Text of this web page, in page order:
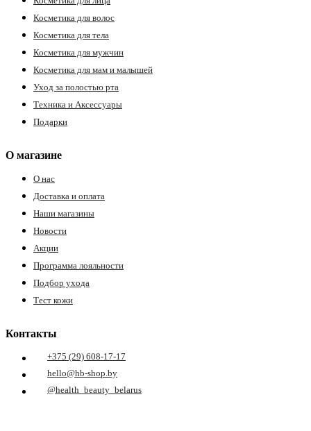
Косметика для волос
Косметика для тела
Косметика для мужчин
Косметика для мам и малышей
Уход за полостью рта
Техника и Аксессуары
Подарки
О магазине
О нас
Доставка и оплата
Наши магазины
Новости
Акции
Программа лояльности
Подбор ухода
Тест кожи
Контакты
+375 (29) 608-17-17
hello@hb-shop.by
@health_beauty_belarus